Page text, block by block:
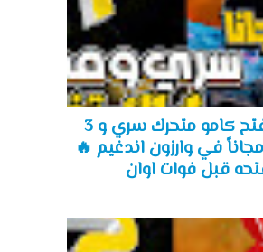
طريقة فتح كامو متحرك سري و 3
في وارزون اندغيم 🔥
قبل فوات اوان